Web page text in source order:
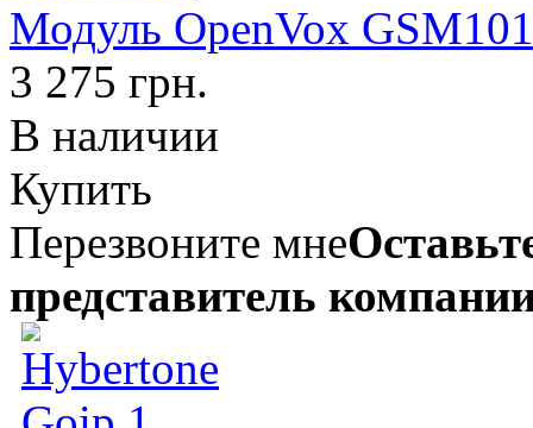
Модуль OpenVox GSM101
3 275 грн.
В наличии
Купить
Перезвоните мне
представитель